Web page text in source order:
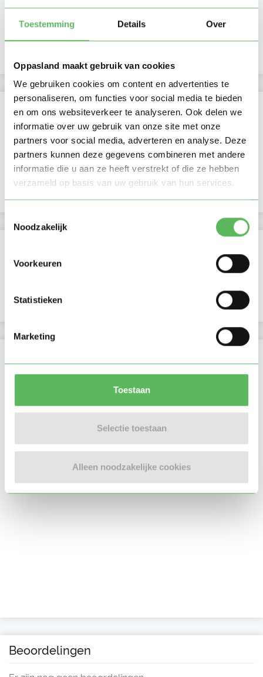
Toestemming Details Over
Oppasland maakt gebruik van cookies
We gebruiken cookies om content en advertenties te
personaliseren, om functies voor social media te bieden
en om ons websiteverkeer te analyseren. Ook delen we
informatie over uw gebruik van onze site met onze
partners voor social media, adverteren en analyse. Deze
partners kunnen deze gegevens combineren met andere
informatie die u aan ze heeft verstrekt of die ze hebben
verzameld op basis van uw gebruik van hun services.
Noodzakelijk
Voorkeuren
Statistieken
Marketing
Toestaan
Selectie toestaan
Alleen noodzakelijke cookies
Avond
Nacht
NIEUW
Activiteit op Oppasland
Laatste activiteit 16-07-2026
Profiel bijgewerkt
Telefoonnummer is geverifieerd
Beoordelingen